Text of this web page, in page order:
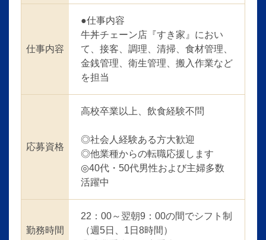
仕事内容
●仕事内容
牛丼チェーン店『すき家』におい
て、接客、調理、清掃、食材管理、
金銭管理、衛生管理、搬入作業など
を担当
応募資格
高校卒業以上、飲食経験不問
◎社会人経験ある方大歓迎
◎他業種からの転職応援します
◎40代・50代男性および主婦多数
活躍中
勤務時間
22：00～翌朝9：00の間でシフト制
（週5日、1日8時間）